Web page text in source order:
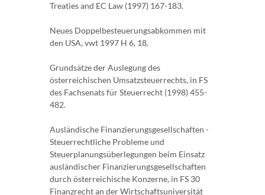
Treaties and EC Law (1997) 167-183.
Neues Doppelbesteuerungsabkommen mit
den USA, vwt 1997 H 6, 18.
Grundsätze der Auslegung des
österreichischen Umsatzsteuerrechts, in FS
des Fachsenats für Steuerrecht (1998) 455-
482.
Ausländische Finanzierungsgesellschaften -
Steuerrechtliche Probleme und
Steuerplanungsüberlegungen beim Einsatz
ausländischer Finanzierungsgesellschaften
durch österreichische Konzerne, in FS 30
Finanzrecht an der Wirtschaftsuniversität